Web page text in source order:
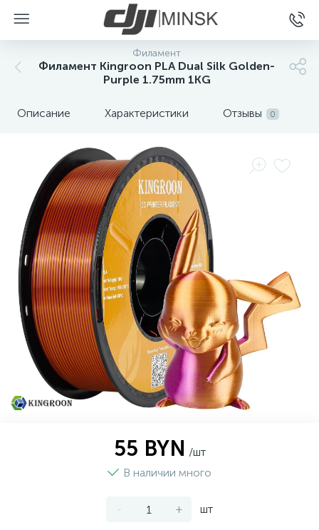
Филамент
Филамент Kingroon PLA Dual Silk Golden-
Purple 1.75mm 1KG
Описание Характеристики Отзывы 0
55 BYN /шт
В наличии много
- + шт